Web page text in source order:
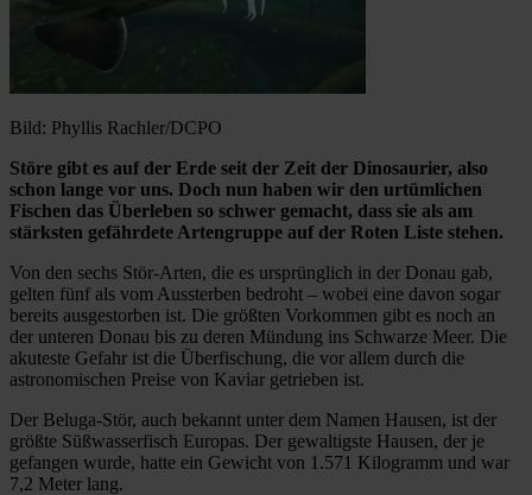
Bild: Phyllis Rachler/DCPO
Störe gibt es auf der Erde seit der Zeit der Dinosaurier, also
schon lange vor uns. Doch nun haben wir den urtümlichen
Fischen das Überleben so schwer gemacht, dass sie als am
stärksten gefährdete Artengruppe auf der Roten Liste stehen.
Von den sechs Stör-Arten, die es ursprünglich in der Donau gab,
gelten fünf als vom Aussterben bedroht – wobei eine davon sogar
bereits ausgestorben ist. Die größten Vorkommen gibt es noch an
der unteren Donau bis zu deren Mündung ins Schwarze Meer. Die
akuteste Gefahr ist die Überfischung, die vor allem durch die
astronomischen Preise von Kaviar getrieben ist.
Der Beluga-Stör, auch bekannt unter dem Namen Hausen, ist der
größte Süßwasserfisch Europas. Der gewaltigste Hausen, der je
gefangen wurde, hatte ein Gewicht von 1.571 Kilogramm und war
7,2 Meter lang.